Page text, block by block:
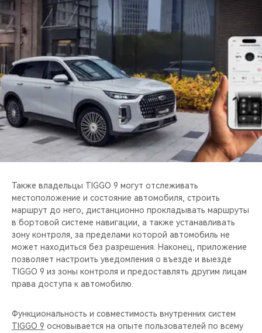
Также владельцы TIGGO 9 могут отслеживать
местоположение и состояние автомобиля, строить
маршрут до него, дистанционно прокладывать маршруты
в бортовой системе навигации, а также устанавливать
зону контроля, за пределами которой автомобиль не
может находиться без разрешения. Наконец, приложение
позволяет настроить уведомления о въезде и выезде
TIGGO 9 из зоны контроля и предоставлять другим лицам
права доступа к автомобилю.
Функциональность и совместимость внутренних систем
TIGGO 9 основывается на опыте пользователей по всему